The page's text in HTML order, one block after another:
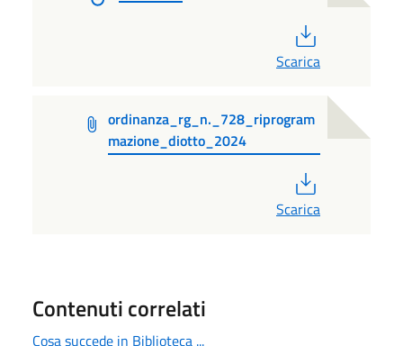
Scarica
ordinanza_rg_n._728_riprogram
mazione_diotto_2024
Scarica
Contenuti correlati
Cosa succede in Biblioteca ...